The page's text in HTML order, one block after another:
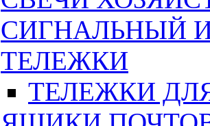
СИГНАЛЬНЫЙ
ТЕЛЕЖКИ
ТЕЛЕЖКИ